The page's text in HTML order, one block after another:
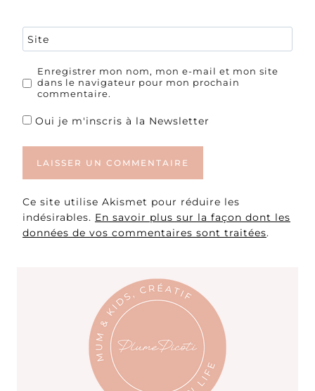
Site
Enregistrer mon nom, mon e-mail et mon site
dans le navigateur pour mon prochain
commentaire.
Oui je m'inscris à la Newsletter
Ce site utilise Akismet pour réduire les
indésirables. En savoir plus sur la façon dont les
données de vos commentaires sont traitées.